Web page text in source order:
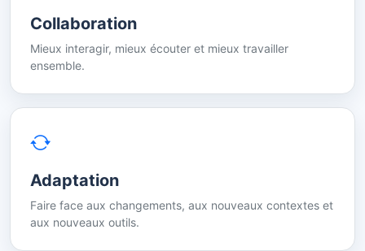
Collaboration
Mieux interagir, mieux écouter et mieux travailler
ensemble.
Adaptation
Faire face aux changements, aux nouveaux contextes et
aux nouveaux outils.